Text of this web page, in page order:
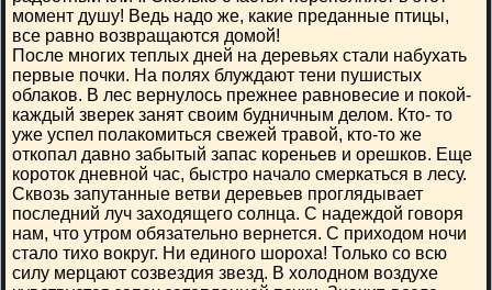
момент душу! Ведь надо же, какие преданные птицы,
все равно возвращаются домой!
После многих теплых дней на деревьях стали набухать
первые почки. На полях блуждают тени пушистых
облаков. В лес вернулось прежнее равновесие и покой-
каждый зверек занят своим будничным делом. Кто- то
уже успел полакомиться свежей травой, кто-то же
откопал давно забытый запас кореньев и орешков. Еще
короток дневной час, быстро начало смеркаться в лесу.
Сквозь запутанные ветви деревьев проглядывает
последний луч заходящего солнца. С надеждой говоря
нам, что утром обязательно вернется. С приходом ночи
стало тихо вокруг. Ни единого шороха! Только со всю
силу мерцают созвездия звезд. В холодном воздухе